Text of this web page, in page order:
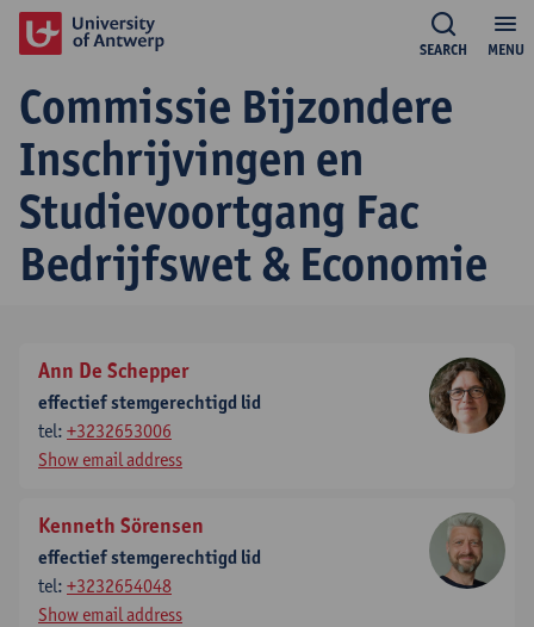
MENU
SEARCH
Commissie Bijzondere
Inschrijvingen en
Studievoortgang Fac
Bedrijfswet & Economie
Ann De Schepper
effectief stemgerechtigd lid
tel: +3232653006
Show email address
Kenneth Sörensen
effectief stemgerechtigd lid
tel: +3232654048
Show email address